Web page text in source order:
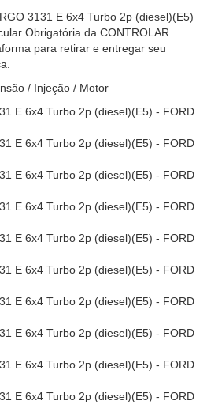
3131 E 6x4 Turbo 2p (diesel)(E5)
Obrigatória da CONTROLAR.
para retirar e entregar seu
/ Injeção / Motor
E 6x4 Turbo 2p (diesel)(E5) - FORD
E 6x4 Turbo 2p (diesel)(E5) - FORD
E 6x4 Turbo 2p (diesel)(E5) - FORD
E 6x4 Turbo 2p (diesel)(E5) - FORD
E 6x4 Turbo 2p (diesel)(E5) - FORD
E 6x4 Turbo 2p (diesel)(E5) - FORD
E 6x4 Turbo 2p (diesel)(E5) - FORD
E 6x4 Turbo 2p (diesel)(E5) - FORD
E 6x4 Turbo 2p (diesel)(E5) - FORD
E 6x4 Turbo 2p (diesel)(E5) - FORD